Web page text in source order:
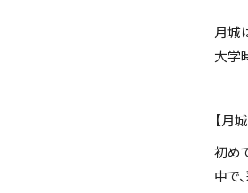
月城
大学
【月
初め
中で